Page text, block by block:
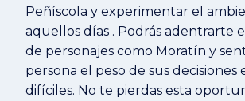
Peñíscola y experimentar el
aquellos días . Podrás adentrarte
de personajes como Moratín y
persona el peso de sus decisiones
difíciles. No te pierdas esta